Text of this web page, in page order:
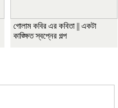
গোলাম কবির এর কবিতা || একটা
কাঙ্ক্ষিত স্বপ্নের গল্প